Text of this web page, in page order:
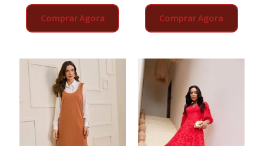
Comprar Agora Comprar Agora